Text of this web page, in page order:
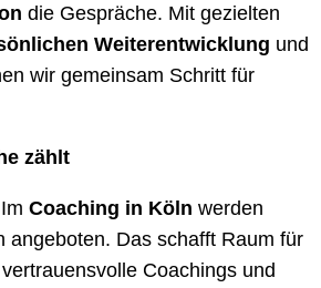
die Gespräche. Mit gezielten
Weiterentwicklung und
wir gemeinsam Schritt für
zählt
Coaching in Köln werden
angeboten. Das schafft Raum für
Coachings und